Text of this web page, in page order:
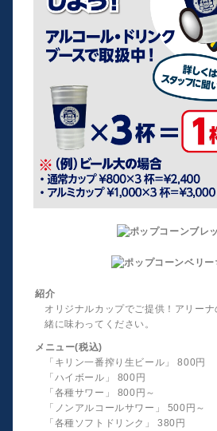
紹介
オリジナルカップでご提供！アリー
緒に味わってください。
メニュー(税込)
「キリン一番搾り生ビール」 800円
「ハイボール」 800円
「各種サワー」 800円～
「ノンアルコールサワー」 500円～
「各種ソフトドリンク」 380円